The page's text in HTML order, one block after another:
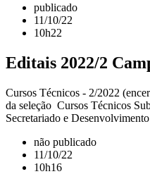
publicado
11/10/22
10h22
Editais 2022/2
Cursos Técnicos - 2/2022
da seleção Cursos Técnicos
Secretariado e
não publicado
11/10/22
10h16